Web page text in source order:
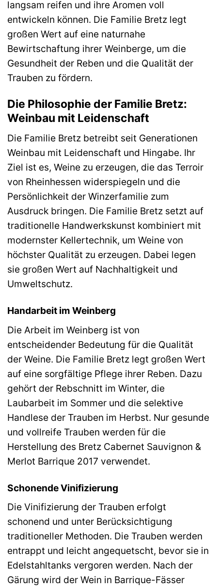
langsam reifen und ihre Aromen voll
entwickeln können. Die Familie Bretz legt
großen Wert auf eine naturnahe
Bewirtschaftung ihrer Weinberge, um die
Gesundheit der Reben und die Qualität der
Trauben zu fördern.
Die Philosophie der Familie Bretz:
Weinbau mit Leidenschaft
Die Familie Bretz betreibt seit Generationen
Weinbau mit Leidenschaft und Hingabe. Ihr
Ziel ist es, Weine zu erzeugen, die das Terroir
von Rheinhessen widerspiegeln und die
Persönlichkeit der Winzerfamilie zum
Ausdruck bringen. Die Familie Bretz setzt auf
traditionelle Handwerkskunst kombiniert mit
modernster Kellertechnik, um Weine von
höchster Qualität zu erzeugen. Dabei legen
sie großen Wert auf Nachhaltigkeit und
Umweltschutz.
Handarbeit im Weinberg
Die Arbeit im Weinberg ist von
entscheidender Bedeutung für die Qualität
der Weine. Die Familie Bretz legt großen Wert
auf eine sorgfältige Pflege ihrer Reben. Dazu
gehört der Rebschnitt im Winter, die
Laubarbeit im Sommer und die selektive
Handlese der Trauben im Herbst. Nur gesunde
und vollreife Trauben werden für die
Herstellung des Bretz Cabernet Sauvignon &
Merlot Barrique 2017 verwendet.
Schonende Vinifizierung
Die Vinifizierung der Trauben erfolgt
schonend und unter Berücksichtigung
traditioneller Methoden. Die Trauben werden
entrappt und leicht angequetscht, bevor sie in
Edelstahltanks vergoren werden. Nach der
Gärung wird der Wein in Barrique-Fässer